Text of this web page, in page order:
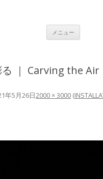
メニュー
る ｜ Carving the Air
年5月26日2000 × 3000 (